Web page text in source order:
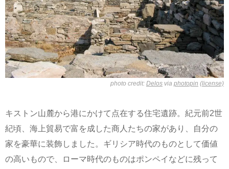
photo credit: Delos via photopin (license)
キストン山麓から港にかけて点在する住宅遺跡。紀元前2世
紀頃、海上貿易で富を成した商人たちの家があり、自分の
家を豪華に装飾しました。ギリシア時代のものとして価値
の高いもので、ローマ時代のものはポンペイなどに残って